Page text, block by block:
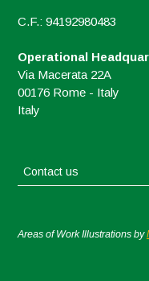
C.F.: 94192980483
Operational
Via Macerata 22A
00176 Rome - Italy
Italy
Contact us
Areas of Work Illustrations by